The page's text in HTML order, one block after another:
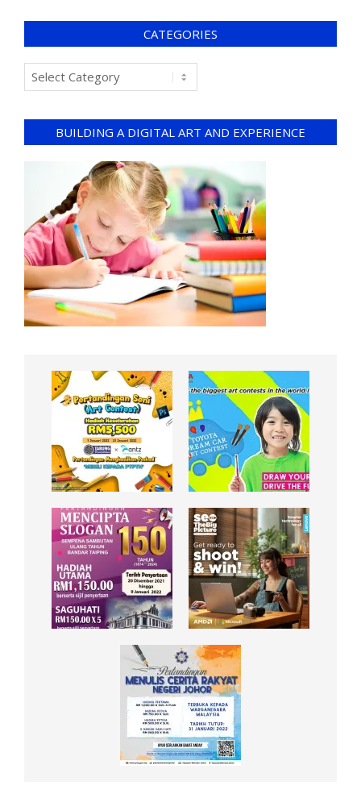
CATEGORIES
BUILDING A DIGITAL ART AND EXPERIENCE